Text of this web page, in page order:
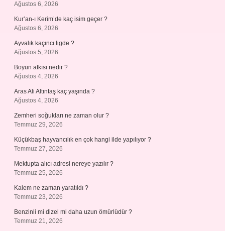
Ağustos 6, 2026
Kur’an-ı Kerim’de kaç isim geçer ?
Ağustos 6, 2026
Ayvalık kaçıncı ligde ?
Ağustos 5, 2026
Boyun atkısı nedir ?
Ağustos 4, 2026
Aras Ali Altıntaş kaç yaşında ?
Ağustos 4, 2026
Zemheri soğukları ne zaman olur ?
Temmuz 29, 2026
Küçükbaş hayvancılık en çok hangi ilde yapılıyor ?
Temmuz 27, 2026
Mektupta alıcı adresi nereye yazılır ?
Temmuz 25, 2026
Kalem ne zaman yaratıldı ?
Temmuz 23, 2026
Benzinli mi dizel mi daha uzun ömürlüdür ?
Temmuz 21, 2026